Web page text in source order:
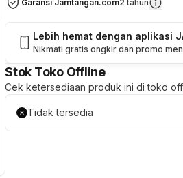
Garansi Jamtangan.com2 tahun
Lebih hemat dengan aplikasi
Nikmati gratis ongkir dan promo
Stok Toko Offline
Cek ketersediaan produk ini di toko
Tidak tersedia